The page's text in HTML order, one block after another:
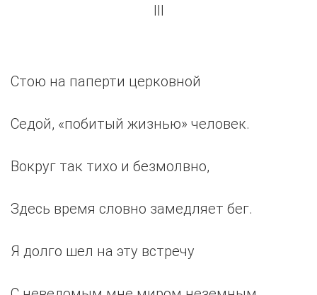
III
Стою на паперти церковной
Седой, «побитый жизнью» человек.
Вокруг так тихо и безмолвно,
Здесь время словно замедляет бег.
Я долго шел на эту встречу